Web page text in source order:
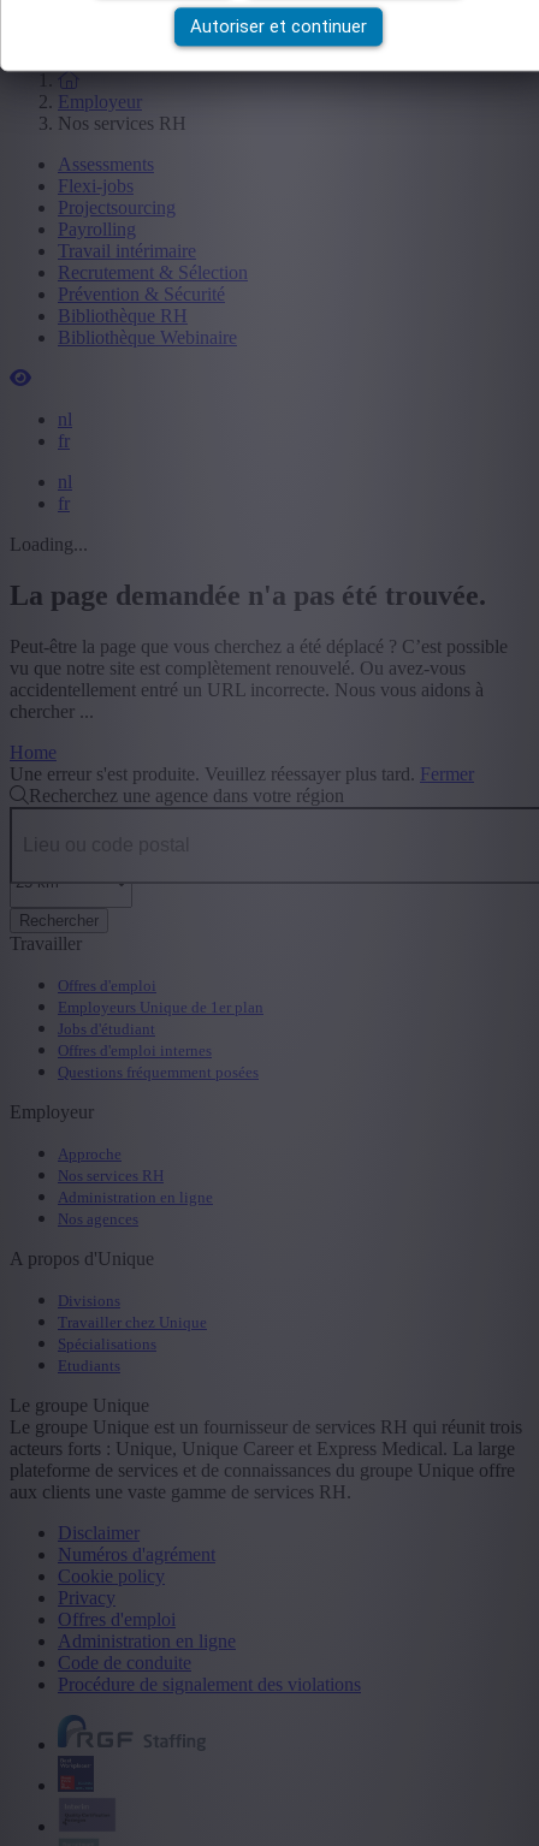
Autoriser et continuer
Human Resources
Employeur
Nos services RH
Assessments
Flexi-jobs
Projectsourcing
Payrolling
Travail intérimaire
Recrutement & Sélection
Prévention & Sécurité
Bibliothèque RH
Bibliothèque Webinaire
nl
fr
nl
fr
Loading...
La page demandée n'a pas été trouvée.
Peut-être la page que vous cherchez a été déplacé ? C’est possible
vu que notre site est complètement renouvelé. Ou avez-vous
accidentellement entré un URL incorrecte. Nous vous aidons à
chercher ...
Home
Une erreur s'est produite. Veuillez réessayer plus tard. Fermer
Recherchez une agence dans votre région
Rechercher
Travailler
Offres d'emploi
Employeurs Unique de 1er plan
Jobs d'étudiant
Offres d'emploi internes
Questions fréquemment posées
Employeur
Approche
Nos services RH
Administration en ligne
Nos agences
A propos d'Unique
Divisions
Travailler chez Unique
Spécialisations
Etudiants
Le groupe Unique
Le groupe Unique est un fournisseur de services RH qui réunit trois
acteurs forts : Unique, Unique Career et Express Medical. La large
plateforme de services et de connaissances du groupe Unique offre
aux clients une vaste gamme de services RH.
Disclaimer
Numéros d'agrément
Cookie policy
Privacy
Offres d'emploi
Administration en ligne
Code de conduite
Procédure de signalement des violations